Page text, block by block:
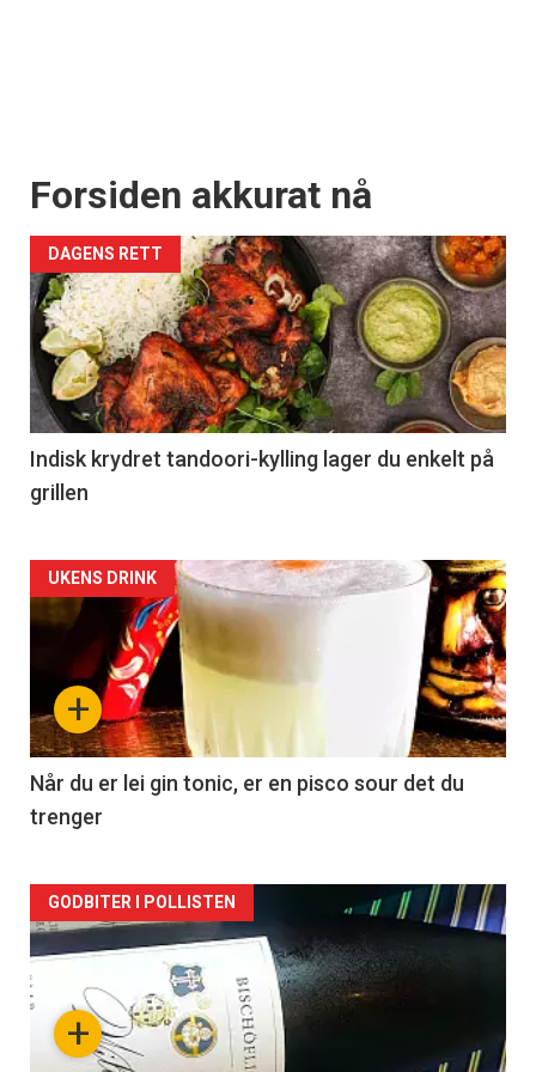
Forsiden akkurat nå
DAGENS RETT
Indisk krydret tandoori-kylling lager du enkelt på
grillen
Forsiden
akkurat
nå
-
2
+
UKENS DRINK
Når du er lei gin tonic, er en pisco sour det du
trenger
Forsiden
akkurat
nå+
GODBITER I POLLISTEN